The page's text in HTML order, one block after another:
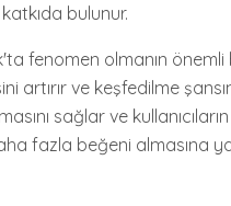
bulunur.
fenomen olmanın
artırır ve keşfedilme
sağlar ve
fazla beğeni almasına